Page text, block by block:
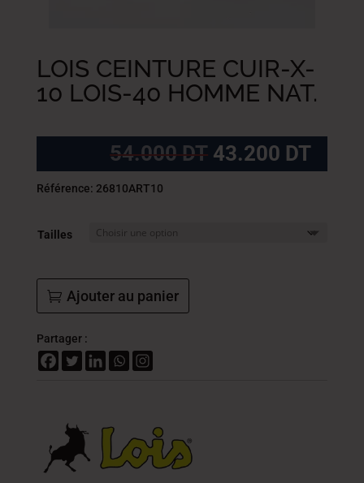
LOIS CEINTURE CUIR-X-
10 LOIS-40 HOMME NAT.
54.000DT Le
prix
43.200 DTLe
prix
Référence: 26810ART10
Tailles
Ajouter au panier
Partager :